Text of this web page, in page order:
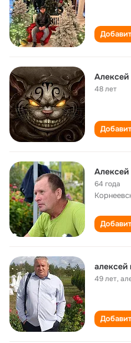
48 лет
64 года
49 лет,